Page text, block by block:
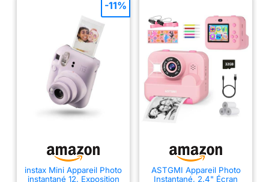
instax Mini Appareil Photo
instantané 12, Exposition
-11%
ASTGMI Appareil Photo
Instantané, 2.4" Écran